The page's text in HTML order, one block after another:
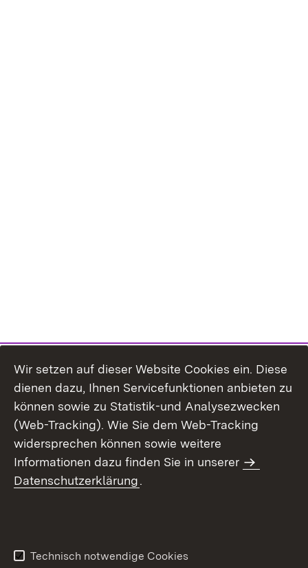
Wir setzen auf dieser Website Cookies ein. Diese
dienen dazu, Ihnen Servicefunktionen anbieten zu
können sowie zu Statistik-und Analysezwecken
(Web-Tracking). Wie Sie dem Web-Tracking
widersprechen können sowie weitere
Informationen dazu finden Sie in unserer
Datenschutzerklärung.
Technisch notwendige Cookies